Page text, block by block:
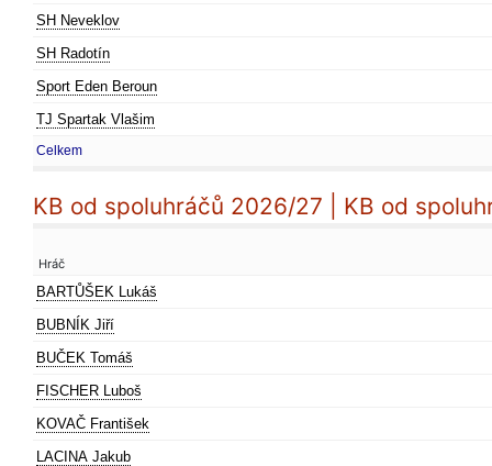
SH Neveklov
SH Radotín
Sport Eden Beroun
TJ Spartak Vlašim
Celkem
KB od spoluhráčů 2026/27 | KB od
Hráč
BARTŮŠEK Lukáš
BUBNÍK Jiří
BUČEK Tomáš
FISCHER Luboš
KOVAČ František
LACINA Jakub